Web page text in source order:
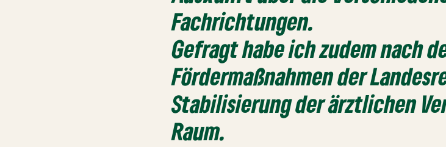
Fachrichtungen.
Gefragt habe ich zudem nach
Fördermaßnahmen der
Stabilisierung der ärztlichen
Raum.